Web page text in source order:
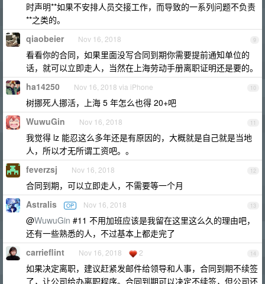
时声明**如果不安排人员交接工作，而导致的一系列问题不负责
**之类的。
9
qiaobeier Nov 16, 2018
看看你的合同，如果里面没写合同到期你需要提前通知单位的
话，就可以立即走人，当然在上海劳动手册离职证明还是要的。
10
ha14250 Nov 16, 2018 via iPhone
树挪死人挪活，上海 5 年怎么也得 20+吧
11
WuwuGin Nov 16, 2018
我觉得 lz 能忍这么多年还是有原因的，大概就是自己就是当地
人，所以才无所谓工资吧。。
12
feverzsj Nov 16, 2018
合同到期，可以立即走人，不需要等一个月
13
Astralis OP Nov 16, 2018
@WuwuGin #11 不用加班应该是我留在这里这么久的理由吧，
还有一些熟悉的人，不过基本上都走完了
14
carrieflint Nov 16, 2018 2
如果决定离职，建议赶紧发邮件给领导和人事，合同到期不续签
了，让公司给办离职程序。合同到期可以决定不续签，但公司还